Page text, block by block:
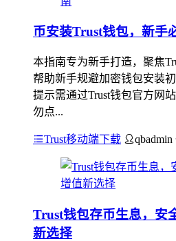
币安装Trust钱包，新手
本指南专为新手打造，聚焦
帮助新手规避加密钱包安装
提示需通过Trust钱包官方网
勿点...
Trust移动端下载 qbadmin
Trust钱包存币生息，安
新选择